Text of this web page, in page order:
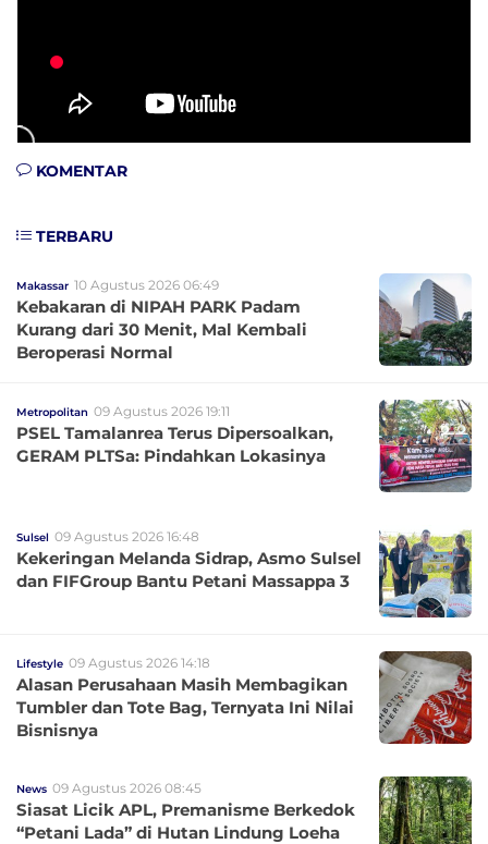
KOMENTAR
TERBARU
Makassar 10 Agustus 2026 06:49
Kebakaran di NIPAH PARK Padam
Kurang dari 30 Menit, Mal Kembali
Beroperasi Normal
Metropolitan 09 Agustus 2026 19:11
PSEL Tamalanrea Terus Dipersoalkan,
GERAM PLTSa: Pindahkan Lokasinya
Sulsel 09 Agustus 2026 16:48
Kekeringan Melanda Sidrap, Asmo Sulsel
dan FIFGroup Bantu Petani Massappa 3
Lifestyle 09 Agustus 2026 14:18
Alasan Perusahaan Masih Membagikan
Tumbler dan Tote Bag, Ternyata Ini Nilai
Bisnisnya
News 09 Agustus 2026 08:45
Siasat Licik APL, Premanisme Berkedok
“Petani Lada” di Hutan Lindung Loeha